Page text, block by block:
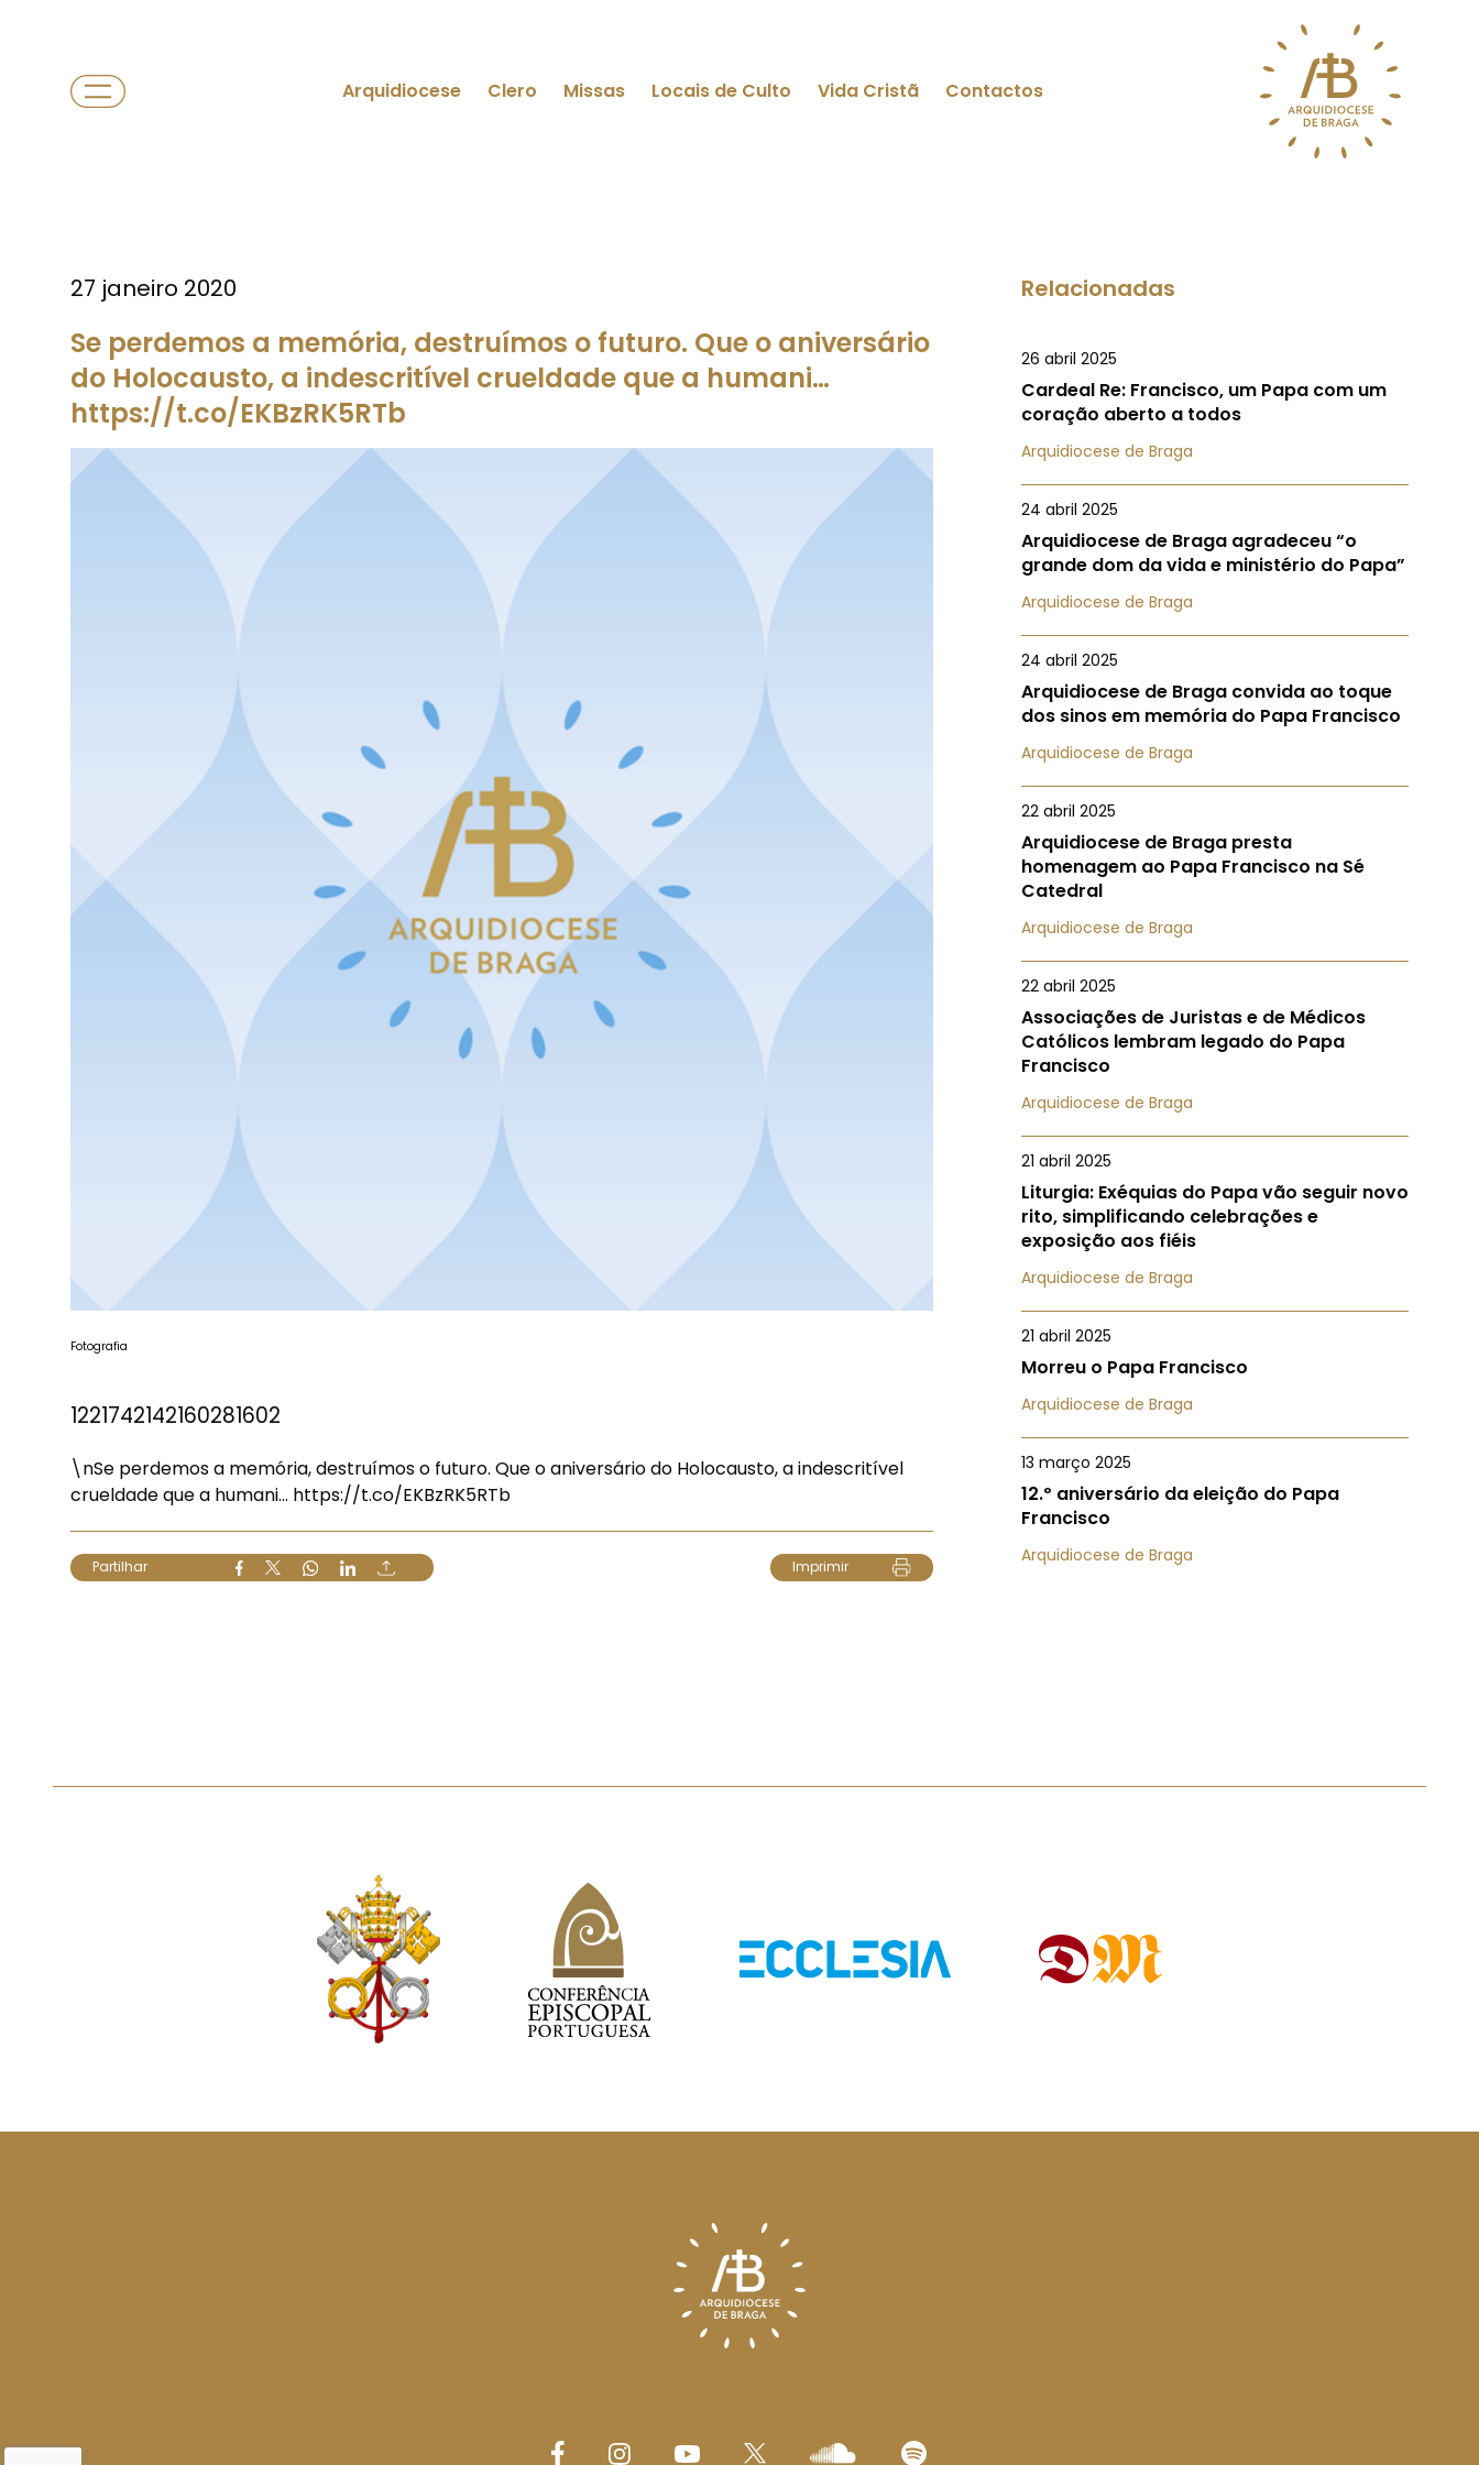
Arquidiocese Clero Missas Locais de Culto Vida Cristã Contactos
27 janeiro 2020
Se perdemos a memória, destruímos o futuro. Que o aniversário
do Holocausto, a indescritível crueldade que a humani…
https://t.co/EKBzRK5RTb
Fotografia
1221742142160281602
\nSe perdemos a memória, destruímos o futuro. Que o aniversário do Holocausto, a indescritível
crueldade que a humani… https://t.co/EKBzRK5RTb
Partilhar Imprimir
Relacionadas
26 abril 2025
Cardeal Re: Francisco, um Papa com um
coração aberto a todos
Arquidiocese de Braga
24 abril 2025
Arquidiocese de Braga agradeceu “o
grande dom da vida e ministério do Papa”
Arquidiocese de Braga
24 abril 2025
Arquidiocese de Braga convida ao toque
dos sinos em memória do Papa Francisco
Arquidiocese de Braga
22 abril 2025
Arquidiocese de Braga presta
homenagem ao Papa Francisco na Sé
Catedral
Arquidiocese de Braga
22 abril 2025
Associações de Juristas e de Médicos
Católicos lembram legado do Papa
Francisco
Arquidiocese de Braga
21 abril 2025
Liturgia: Exéquias do Papa vão seguir novo
rito, simplificando celebrações e
exposição aos fiéis
Arquidiocese de Braga
21 abril 2025
Morreu o Papa Francisco
Arquidiocese de Braga
13 março 2025
12.º aniversário da eleição do Papa
Francisco
Arquidiocese de Braga